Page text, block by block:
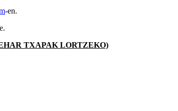
-en.
TXAPAK LORTZEKO)